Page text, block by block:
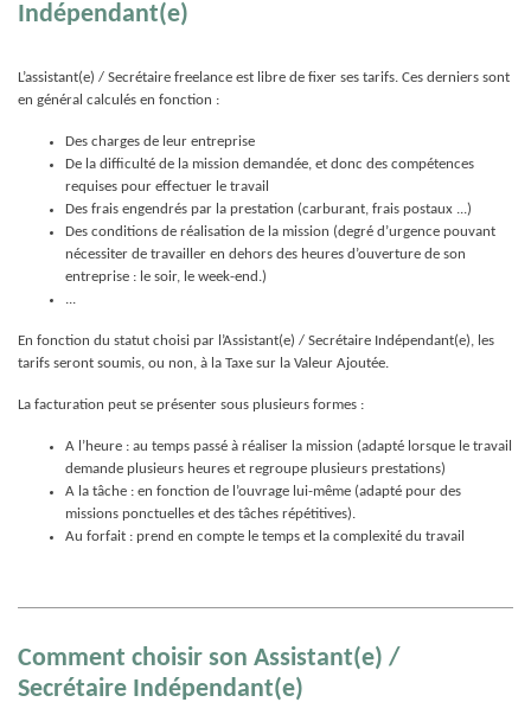
Indépendant(e)
L’assistant(e) / Secrétaire freelance est libre de fixer ses tarifs. Ces derniers sont
en général calculés en fonction :
Des charges de leur entreprise
De la difficulté de la mission demandée, et donc des compétences
requises pour effectuer le travail
Des frais engendrés par la prestation (carburant, frais postaux ...)
Des conditions de réalisation de la mission (degré d’urgence pouvant
nécessiter de travailler en dehors des heures d’ouverture de son
entreprise : le soir, le week-end.)
...
En fonction du statut choisi par l’Assistant(e) / Secrétaire Indépendant(e), les
tarifs seront soumis, ou non, à la Taxe sur la Valeur Ajoutée.
La facturation peut se présenter sous plusieurs formes :
A l’heure : au temps passé à réaliser la mission (adapté lorsque le travail
demande plusieurs heures et regroupe plusieurs prestations)
A la tâche : en fonction de l’ouvrage lui-même (adapté pour des
missions ponctuelles et des tâches répétitives).
Au forfait : prend en compte le temps et la complexité du travail
Comment choisir son Assistant(e) /
Secrétaire Indépendant(e)